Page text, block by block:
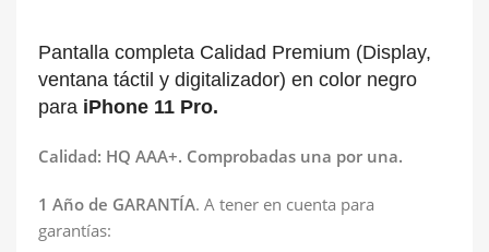
Pantalla completa Calidad Premium (Display,
ventana táctil y digitalizador) en color negro
para iPhone 11 Pro.
Calidad: HQ AAA+. Comprobadas una por una.
1 Año de GARANTÍA. A tener en cuenta para
garantías: